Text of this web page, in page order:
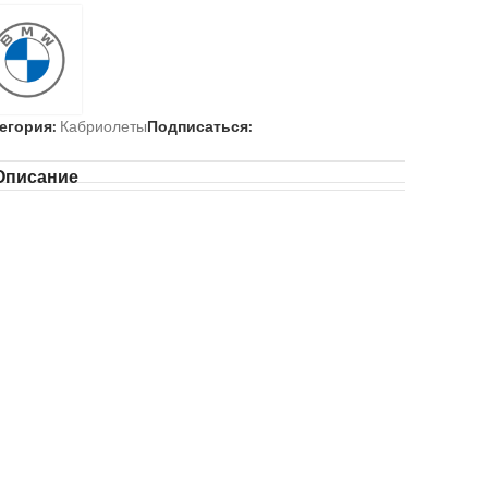
КабриолетыПодписаться: